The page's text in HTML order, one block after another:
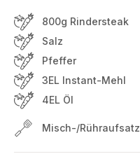
800g Rindersteak
Salz
Pfeffer
3EL Instant-Mehl
4EL Öl
Misch-/Rühraufsatz